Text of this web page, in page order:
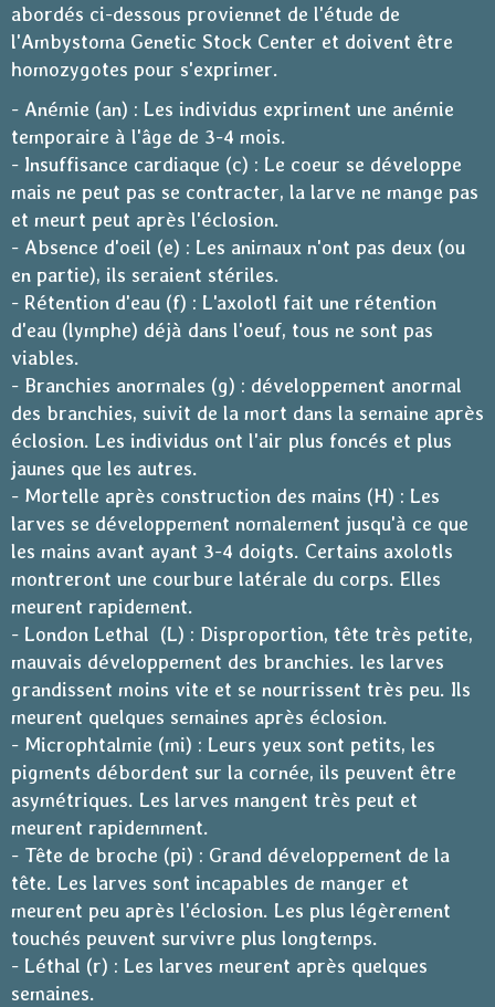
abordés ci-dessous proviennet de l'étude de
l'Ambystoma Genetic Stock Center et doivent être
homozygotes pour s'exprimer.
- Anémie (an) : Les individus expriment une anémie
temporaire à l'âge de 3-4 mois.
- Insuffisance cardiaque (c) : Le coeur se développe
mais ne peut pas se contracter, la larve ne mange pas
et meurt peut après l'éclosion.
- Absence d'oeil (e) : Les animaux n'ont pas deux (ou
en partie), ils seraient stériles.
- Rétention d'eau (f) : L'axolotl fait une rétention
d'eau (lymphe) déjà dans l'oeuf, tous ne sont pas
viables.
- Branchies anormales (g) : développement anormal
des branchies, suivit de la mort dans la semaine après
éclosion. Les individus ont l'air plus foncés et plus
jaunes que les autres.
- Mortelle après construction des mains (H) : Les
larves se développement nomalement jusqu'à ce que
les mains avant ayant 3-4 doigts. Certains axolotls
montreront une courbure latérale du corps. Elles
meurent rapidement.
- London Lethal (L) : Disproportion, tête très petite,
mauvais développement des branchies. les larves
grandissent moins vite et se nourrissent très peu. Ils
meurent quelques semaines après éclosion.
- Microphtalmie (mi) : Leurs yeux sont petits, les
pigments débordent sur la cornée, ils peuvent être
asymétriques. Les larves mangent très peut et
meurent rapidemment.
- Tête de broche (pi) : Grand développement de la
tête. Les larves sont incapables de manger et
meurent peu après l'éclosion. Les plus légèrement
touchés peuvent survivre plus longtemps.
- Léthal (r) : Les larves meurent après quelques
semaines.